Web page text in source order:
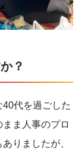
？
代を過ごした
ま人事のプロ
りましたが、